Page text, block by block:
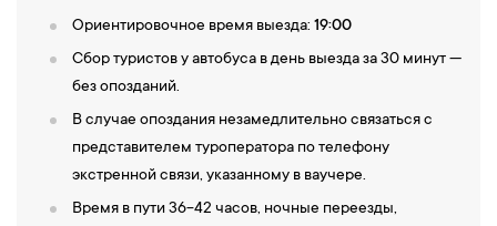
Ориентировочное время выезда: 19:00
Сбор туристов у автобуса в день выезда за 30 минут —
без опозданий.
В случае опоздания незамедлительно связаться с
представителем туроператора по телефону
экстренной связи, указанному в ваучере.
Время в пути 36-42 часов, ночные переезды,